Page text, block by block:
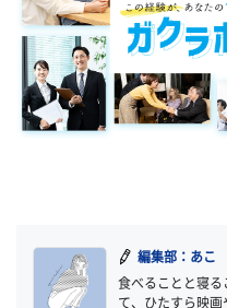
編集部：あこ
食べることと寝る
て、ひたすら映